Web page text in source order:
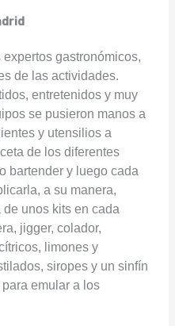
gastronómicos,
de las actividades.
entretenidos y muy
se pusieron manos a
y utensilios a
de los diferentes
bartender y luego cada
a su manera,
unos kits en cada
jigger, colador,
limones y
siropes y un sinfín
emular a los